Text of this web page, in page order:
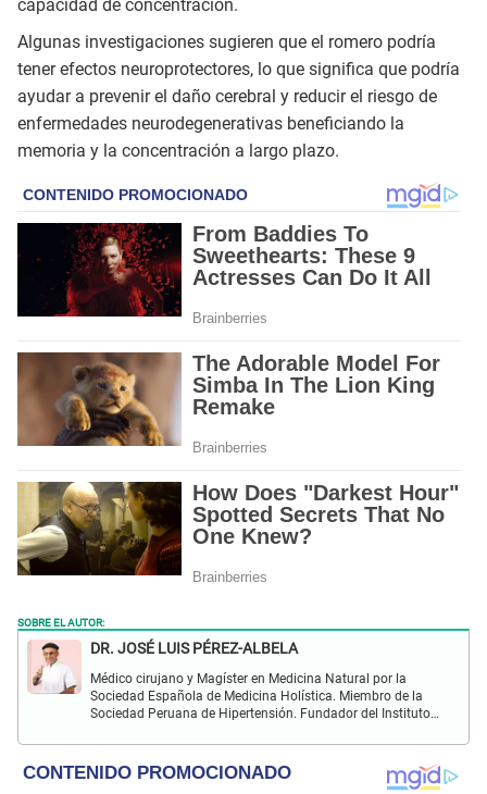
capacidad de concentración.
Algunas investigaciones sugieren que el romero podría
tener efectos neuroprotectores, lo que significa que podría
ayudar a prevenir el daño cerebral y reducir el riesgo de
enfermedades neurodegenerativas beneficiando la
memoria y la concentración a largo plazo.
SOBRE EL AUTOR:
DR. JOSÉ LUIS PÉREZ-ALBELA
Médico cirujano y Magíster en Medicina Natural por la
Sociedad Española de Medicina Holística. Miembro de la
Sociedad Peruana de Hipertensión. Fundador del Instituto